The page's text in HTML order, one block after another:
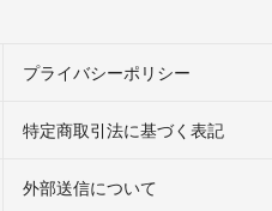
プライバシーポリシー
特定商取引法に基づく表記
外部送信について